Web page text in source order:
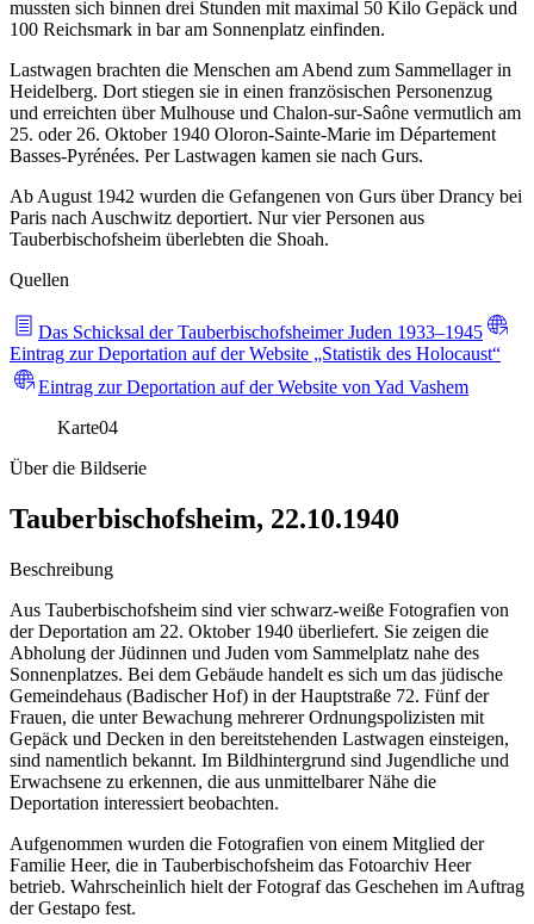
mussten sich binnen drei Stunden mit maximal 50 Kilo Gepäck und
100 Reichsmark in bar am Sonnenplatz einfinden.
Lastwagen brachten die Menschen am Abend zum Sammellager in
Heidelberg. Dort stiegen sie in einen französischen Personenzug
und erreichten über Mulhouse und Chalon-sur-Saône vermutlich am
25. oder 26. Oktober 1940 Oloron-Sainte-Marie im Département
Basses-Pyrénées. Per Lastwagen kamen sie nach Gurs.
Ab August 1942 wurden die Gefangenen von Gurs über Drancy bei
Paris nach Auschwitz deportiert. Nur vier Personen aus
Tauberbischofsheim überlebten die Shoah.
Quellen
Das Schicksal der Tauberbischofsheimer Juden 1933–1945
Eintrag zur Deportation auf der Website „Statistik des Holocaust“
Eintrag zur Deportation auf der Website von Yad Vashem
Karte04
Über die Bildserie
Tauberbischofsheim, 22.10.1940
Beschreibung
Aus Tauberbischofsheim sind vier schwarz-weiße Fotografien von
der Deportation am 22. Oktober 1940 überliefert. Sie zeigen die
Abholung der Jüdinnen und Juden vom Sammelplatz nahe des
Sonnenplatzes. Bei dem Gebäude handelt es sich um das jüdische
Gemeindehaus (Badischer Hof) in der Hauptstraße 72. Fünf der
Frauen, die unter Bewachung mehrerer Ordnungspolizisten mit
Gepäck und Decken in den bereitstehenden Lastwagen einsteigen,
sind namentlich bekannt. Im Bildhintergrund sind Jugendliche und
Erwachsene zu erkennen, die aus unmittelbarer Nähe die
Deportation interessiert beobachten.
Aufgenommen wurden die Fotografien von einem Mitglied der
Familie Heer, die in Tauberbischofsheim das Fotoarchiv Heer
betrieb. Wahrscheinlich hielt der Fotograf das Geschehen im Auftrag
der Gestapo fest.